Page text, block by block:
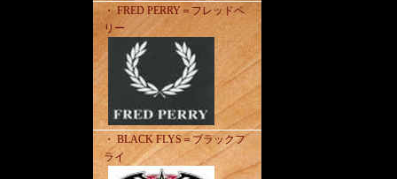
・ FRED PERRY＝フレッドペ
リー
・ BLACK FLYS＝ブラックフ
ライ